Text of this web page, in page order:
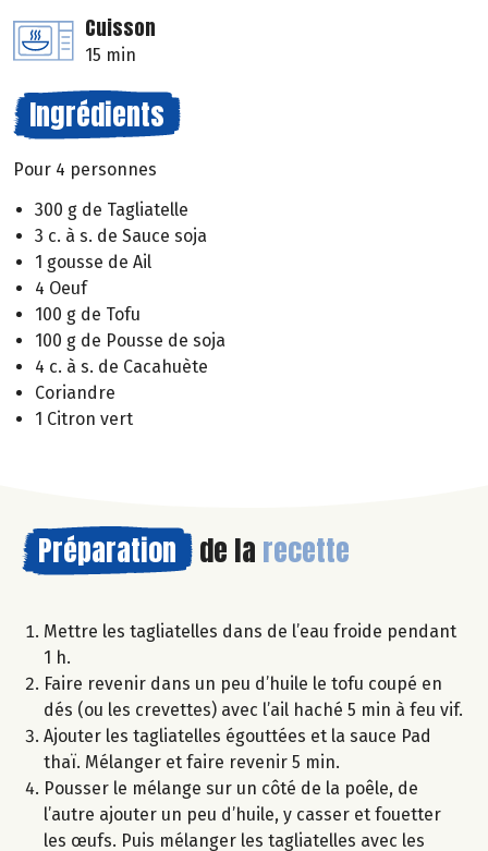
Cuisson
15 min
Ingrédients
Pour 4 personnes
300 g de Tagliatelle
3 c. à s. de Sauce soja
1 gousse de Ail
4 Oeuf
100 g de Tofu
100 g de Pousse de soja
4 c. à s. de Cacahuète
Coriandre
1 Citron vert
Préparation de la recette
Mettre les tagliatelles dans de l’eau froide pendant
1 h.
Faire revenir dans un peu d’huile le tofu coupé en
dés (ou les crevettes) avec l’ail haché 5 min à feu vif.
Ajouter les tagliatelles égouttées et la sauce Pad
thaï. Mélanger et faire revenir 5 min.
Pousser le mélange sur un côté de la poêle, de
l’autre ajouter un peu d’huile, y casser et fouetter
les œufs. Puis mélanger les tagliatelles avec les